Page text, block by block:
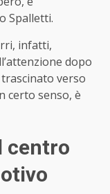
Spalletti.
infatti,
dopo
verso
certo senso, è
centro